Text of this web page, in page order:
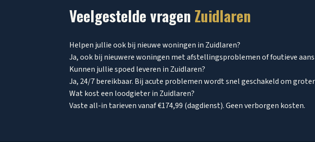
Veelgestelde vragen Zuidlaren
Helpen jullie ook bij nieuwe woningen in Zuidlaren?
Ja, ook bij nieuwere woningen met afstellingsproblemen of foutieve
Kunnen jullie spoed leveren in Zuidlaren?
Ja, 24/7 bereikbaar. Bij acute problemen wordt snel geschakeld om
Wat kost een loodgieter in Zuidlaren?
Vaste all-in tarieven vanaf €174,99 (dagdienst). Geen verborgen kosten.